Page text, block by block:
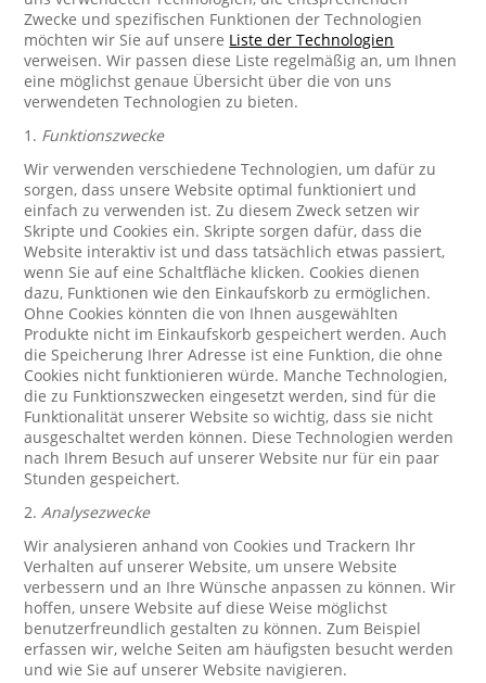
Zwecke und spezifischen Funktionen der Technologien
möchten wir Sie auf unsere Liste der Technologien
verweisen. Wir passen diese Liste regelmäßig an, um Ihnen
eine möglichst genaue Übersicht über die von uns
verwendeten Technologien zu bieten.
1. Funktionszwecke
Wir verwenden verschiedene Technologien, um dafür zu
sorgen, dass unsere Website optimal funktioniert und
einfach zu verwenden ist. Zu diesem Zweck setzen wir
Skripte und Cookies ein. Skripte sorgen dafür, dass die
Website interaktiv ist und dass tatsächlich etwas passiert,
wenn Sie auf eine Schaltfläche klicken. Cookies dienen
dazu, Funktionen wie den Einkaufskorb zu ermöglichen.
Ohne Cookies könnten die von Ihnen ausgewählten
Produkte nicht im Einkaufskorb gespeichert werden. Auch
die Speicherung Ihrer Adresse ist eine Funktion, die ohne
Cookies nicht funktionieren würde. Manche Technologien,
die zu Funktionszwecken eingesetzt werden, sind für die
Funktionalität unserer Website so wichtig, dass sie nicht
ausgeschaltet werden können. Diese Technologien werden
nach Ihrem Besuch auf unserer Website nur für ein paar
Stunden gespeichert.
2.Analysezwecke
Wir analysieren anhand von Cookies und Trackern Ihr
Verhalten auf unserer Website, um unsere Website
verbessern und an Ihre Wünsche anpassen zu können. Wir
hoffen, unsere Website auf diese Weise möglichst
benutzerfreundlich gestalten zu können. Zum Beispiel
erfassen wir, welche Seiten am häufigsten besucht werden
und wie Sie auf unserer Website navigieren.